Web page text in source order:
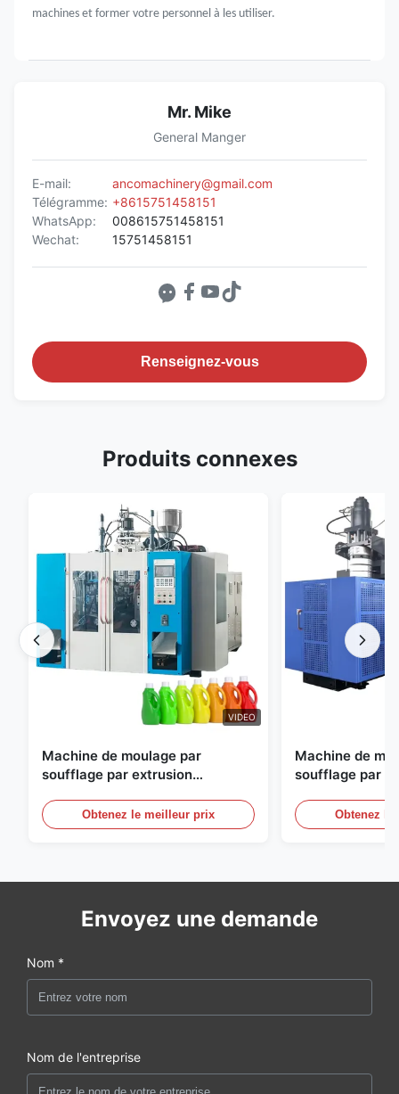
machines et former votre personnel à les utiliser.
Mr. Mike
General Manger
E-mail:
ancomachinery@gmail.com
Télégramme: +8615751458151
WhatsApp:
008615751458151
Wechat:
15751458151
Renseignez-vous
Produits connexes
VIDEO
Machine de moulage par
soufflage par extrusion
Obtenez le meilleur prix
Machine de
soufflage par
moulage par
automatique
Obtenez
Envoyez une demande
Nom *
Nom de l'entreprise